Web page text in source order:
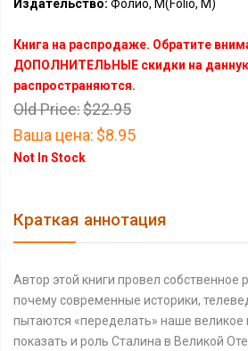
Издательство: Фолио, М(Folio, M)
Книга на распродаже. Обратите
ДОПОЛНИТЕЛЬНЫЕ скидки на
распространяются.
Old Price:$22.95
Ваша цена: $8.95
Not In Stock
Краткая аннотация
Автор этой книги провел собственное
почему современные историки,
пытаются «переделать» наше
показать и роль Сталина в Великой